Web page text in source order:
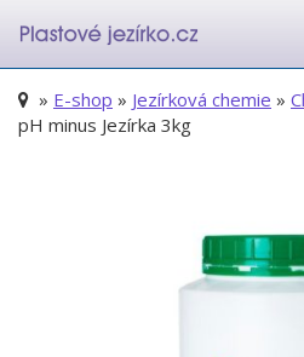
» E-shop » Jezírková chemie »
pH minus Jezírka 3kg